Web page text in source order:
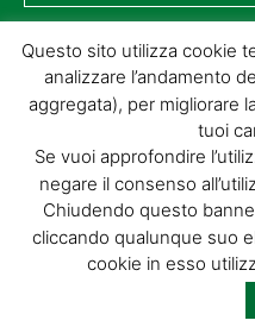
© GIORGIO TESI
01732650476 | VIA
BOTTEGONE
di
Questo sito utilizza cookie
analizzare l’andamento
aggregata), per migliorare
tuoi
Se vuoi approfondire
negare il consenso
Chiudendo questo
cliccando qualunque suo
cookie in esso